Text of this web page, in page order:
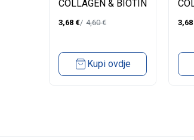
COLLAGEN & BIOTIN
VOLUMEN KOSE
3,68 € 4,60€
Kupi ovdje
3,68